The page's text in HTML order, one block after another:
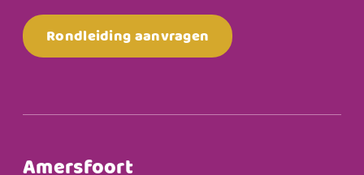
Rondleiding aanvragen
Amersfoort